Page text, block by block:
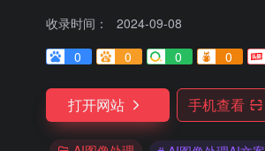
收录时间：
2024-09-08
0
0 0 0
打开网站 手机查看